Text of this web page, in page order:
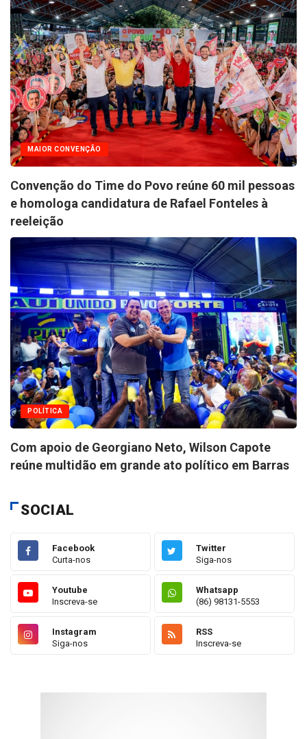
MAIOR CONVENÇÃO
Convenção do Time do Povo reúne 60 mil pessoas
e homologa candidatura de Rafael Fonteles à
reeleição
POLÍTICA
Com apoio de Georgiano Neto, Wilson Capote
reúne multidão em grande ato político em Barras
SOCIAL
Facebook
Curta-nos
Twitter
Siga-nos
Youtube
Inscreva-se
Whatsapp
(86) 98131-5553
Instagram
Siga-nos
RSS
Inscreva-se